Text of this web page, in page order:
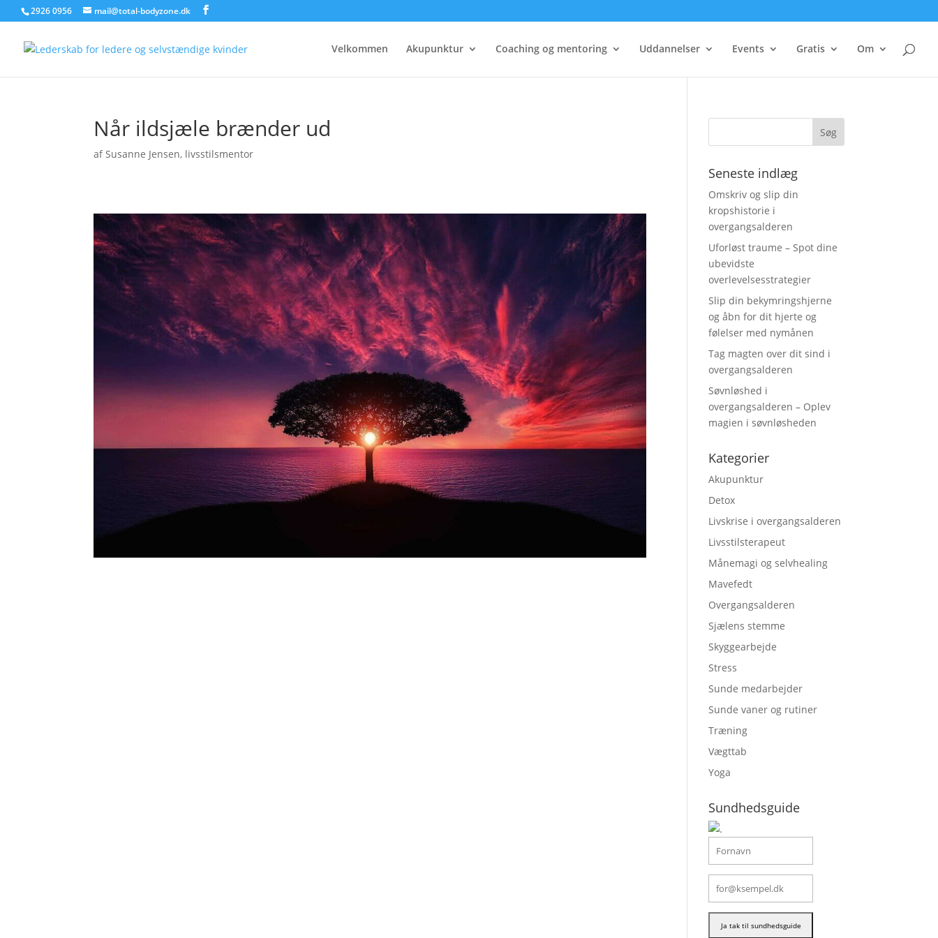
2926 0956 mail@total-bodyzone.dk
Velkommen Akupunktur Coaching og mentoring Uddannelser Events Gratis Om
Når ildsjæle brænder ud
afSusanne Jensen, livsstilsmentor
Seneste indlæg
Omskriv og slip din
kropshistorie i
overgangsalderen
Uforløst traume – Spot dine
ubevidste
overlevelsesstrategier
Slip din bekymringshjerne
og åbn for dit hjerte og
følelser med nymånen
Tag magten over dit sind i
overgangsalderen
Søvnløshed i
overgangsalderen – Oplev
magien i søvnløsheden
Kategorier
Akupunktur
Detox
Livskrise i overgangsalderen
Livsstilsterapeut
Månemagi og selvhealing
Mavefedt
Overgangsalderen
Sjælens stemme
Skyggearbejde
Stress
Sunde medarbejder
Sunde vaner og rutiner
Træning
Vægttab
Yoga
Sundhedsguide